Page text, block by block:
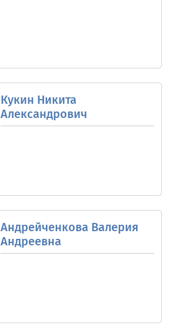
Кукин Никита
Александрович
Андрейченкова Валерия
Андреевна